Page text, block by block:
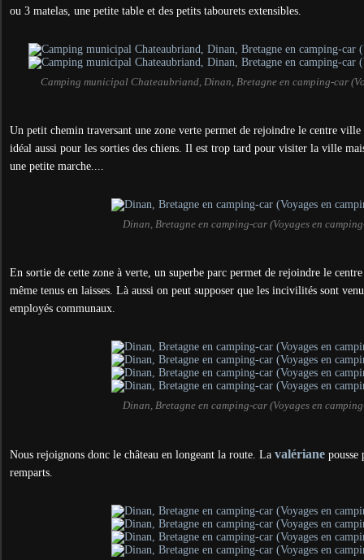
ou 3 matelas, une petite table et des petits tabourets extensibles.
Camping municipal Chateaubriand, Dinan, Bretagne en camping-car
Un petit chemin traversant une zone verte permet de rejoindre le centre
idéal aussi pour les sorties des chiens. Il est trop tard pour visiter la ville
une petite marche....
Dinan, Bretagne en camping-car (Voyages en
En sortie de cette zone à verte, un superbe parc permet de rejoindre le
même tenus en laisses. Là aussi on peut supposer que les incivilités sont
employés communaux.
Dinan, Bretagne en camping-car (Voyages en
Nous rejoignons donc le château en longeant la route. La valériane pousse
remparts.